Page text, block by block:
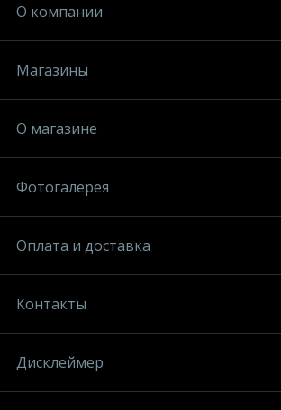
О компании
Магазины
О магазине
Фотогалерея
Оплата и доставка
Контакты
Дисклеймер